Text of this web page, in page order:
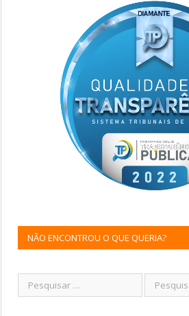
NÃO ENCONTROU O QUE QUERIA?